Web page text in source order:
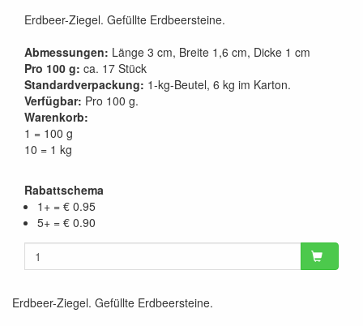
Erdbeer-Ziegel. Gefüllte Erdbeersteine.
Abmessungen: Länge 3 cm, Breite 1,6 cm, Dicke 1 cm
Pro 100 g: ca. 17 Stück
Standardverpackung: 1-kg-Beutel, 6 kg im Karton.
Verfügbar: Pro 100 g.
Warenkorb:
1 = 100 g
10 = 1 kg
Rabattschema
1+ = € 0.95
5+ = € 0.90
Erdbeer-Ziegel. Gefüllte Erdbeersteine.